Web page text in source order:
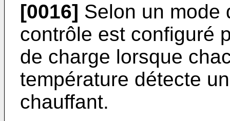
[0016] Selon un mode
contrôle est configuré
de charge lorsque
température détecte
chauffant.